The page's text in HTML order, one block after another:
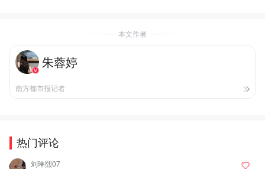
本文作者
朱蓉婷
南方都市报记者
热门评论
刘琳熙07